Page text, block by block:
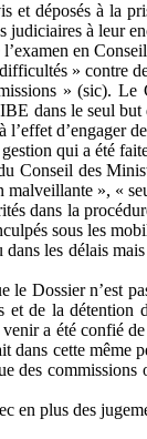
et déposés à la
judiciaires à leur
en
» contre
» (sic).
dans le seul
qui a été
des
», «
dans la
sous les
les délais
le Dossier
et de la
a été
cette même
des
en plus des